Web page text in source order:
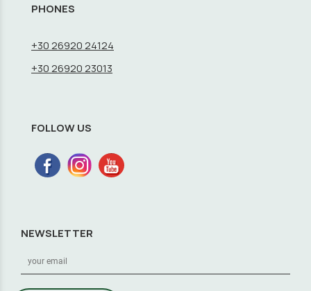
PHONES
+30 26920 24124
+30 26920 23013
FOLLOW US
NEWSLETTER